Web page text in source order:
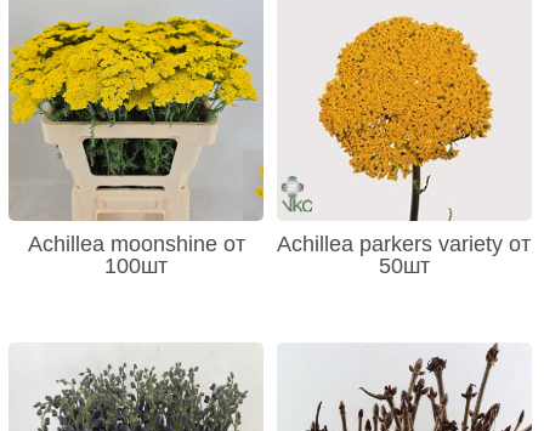
Achillea moonshine от
100шт
Achillea parkers variety от
50шт